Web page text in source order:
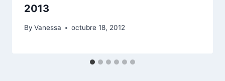
2013
By Vanessa octubre 18, 2012